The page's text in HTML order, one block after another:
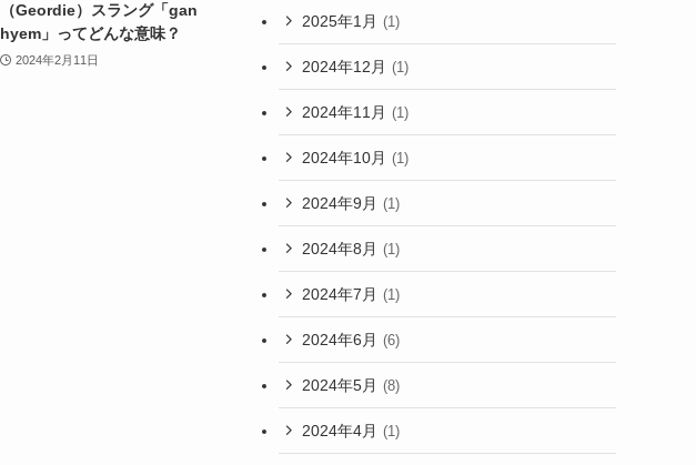
（Geordie）スラング「gan
hyem」ってどんな意味？
2024年2月11日
2025年1月 (1)
2024年12月 (1)
2024年11月 (1)
2024年10月 (1)
2024年9月 (1)
2024年8月 (1)
2024年7月 (1)
2024年6月 (6)
2024年5月 (8)
2024年4月 (1)